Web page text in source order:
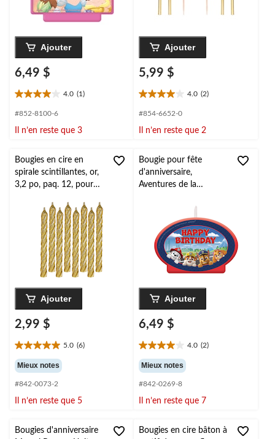
Ajouter
6,49 $
4.0 (1)
4.0
étoile(s)
5.
évaluation
#852-8100-6
Il n’en reste que 3
Ajouter
5,99 $
4.0 (2)
4.0
étoile(s)
5.
évaluations
#854-6652-0
Il n’en reste que 2
Bougies en cire en
spirale scintillantes, or,
3,2 po, paq. 12, pour
Ajouter
2,99 $
5.0 (6)
5.0
étoile(s)
sur
5.
6
Mieux notes
#842-0073-2
Il n’en reste que 5
Bougie pour fête
d'anniversaire,
Aventures de la
Ajouter
6,49 $
4.0 (2)
4.0
étoile(s)
sur
5.
2
Mieux notes
#842-0269-8
Il n’en reste que 7
Bougies d'anniversaire
Bougies en cire bâton à